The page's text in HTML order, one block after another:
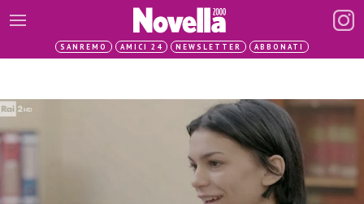
SANREMO AMICI 24 NEWSLETTER ABBONATI